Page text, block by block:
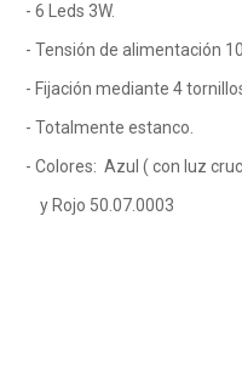
- 6 Leds 3W.
- Tensión de alimentación
- Fijación mediante 4
- Totalmente estanco.
- Colores: Azul ( con luz
y Rojo 50.07.0003